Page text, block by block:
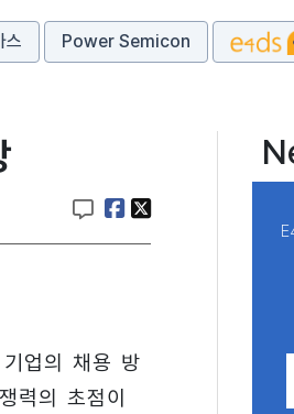
스 Power Semicon
업의 채용 방
력의 초점이